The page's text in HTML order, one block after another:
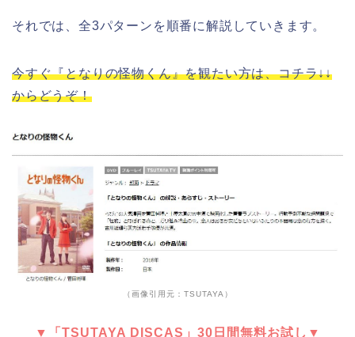
それでは、全3パターンを順番に解説していきます。
今すぐ『となりの怪物くん』を観たい方は、コチラ↓↓
からどうぞ！
（画像引用元：TSUTAYA）
▼「TSUTAYA DISCAS」30日間無料お試し▼